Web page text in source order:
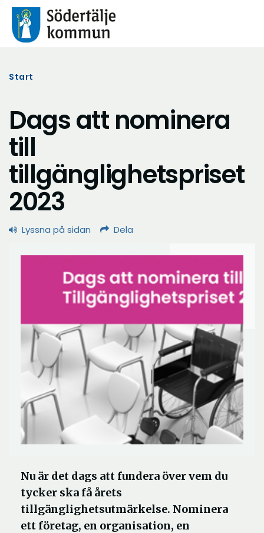
Start
Dags att nominera
till
tillgänglighetspriset
2023
Lyssna på sidan Dela
Nu är det dags att fundera över vem du
tycker ska få årets
tillgänglighetsutmärkelse. Nominera
ett företag, en organisation, en